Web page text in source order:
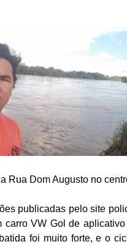
Rua Dom Augusto no
publicadas pelo site
carro VW Gol de
foi muito forte, e o